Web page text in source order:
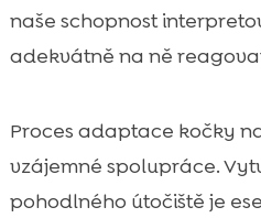
naše schopnost
adekvátně na ně
Proces adaptace kočky
vzájemné spolupráce.
pohodlného útočiště je